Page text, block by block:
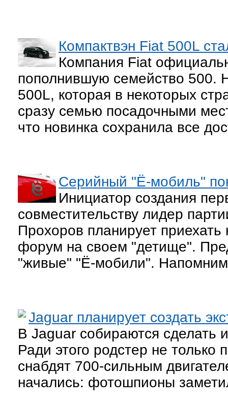
Компактвэн Fiat 500L
Компания Fiat
пополнившую семейство 500.
500L, которая в некоторых
сразу семью посадочными
что новинка сохранила все
Серийный "Ё-мобиль"
Инициатор создания
совместительству лидер
Прохоров планирует
форум на своем "детище".
"живые" "Ё-мобили".
Jaguar планирует создать
В Jaguar собираются сделать
Ради этого родстер не только
снабдят 700-сильным
начались: фотошпионы